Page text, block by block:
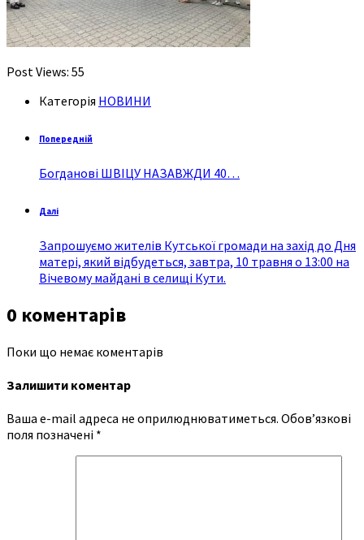
Post Views: 55
Категорія НОВИНИ
Попередній
Богданові ШВІЦУ НАЗАВЖДИ 40…
Далі
Запрошуємо жителів Кутської громади на захід до Дня
матері, який відбудеться, завтра, 10 травня о 13:00 на
Вічевому майдані в селищі Кути.
0 коментарів
Поки що немає коментарів
Залишити коментар
Ваша e-mail адреса не оприлюднюватиметься. Обов’язкові
поля позначені *